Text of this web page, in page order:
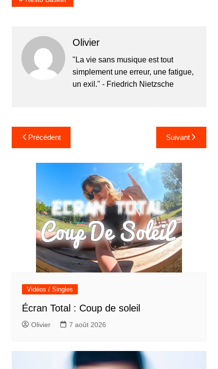
Olivier
"La vie sans musique est tout
simplement une erreur, une fatigue,
un exil." - Friedrich Nietzsche
Navigation
de
l’article
Précédent Suivant
Vidéos / Singles
Écran Total : Coup de soleil
Olivier 7 août 2026